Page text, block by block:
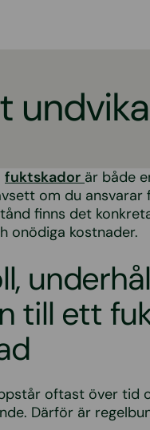
undvika
fuktskador är både
om du
finns det
onödiga kostnader.
till ett
oftast över tid
Därför är